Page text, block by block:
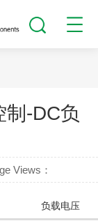
-DC负
Views：
负载电压